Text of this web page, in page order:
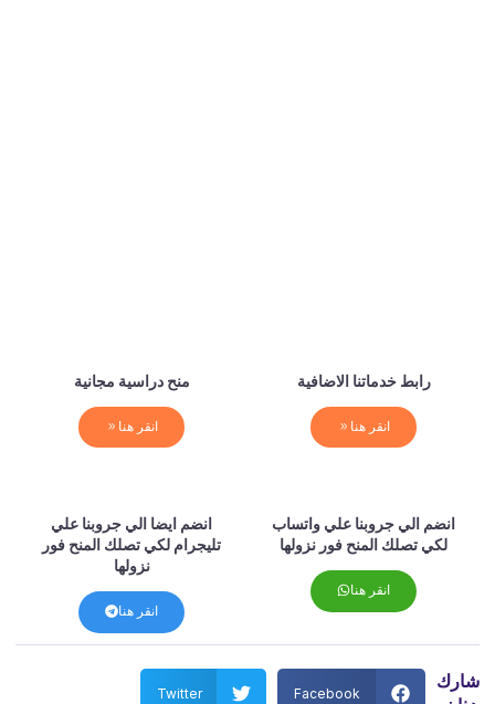
رابط خدماتنا الاضافية
انقر هنا
منح دراسية مجانية
انقر هنا
انضم الي جروبنا علي واتساب
لكي تصلك المنح فور نزولها
انقر هنا
انضم ايضا الي جروبنا علي
تليجرام لكي تصلك المنح فور
نزولها
انقر هنا
Facebook
Twitter